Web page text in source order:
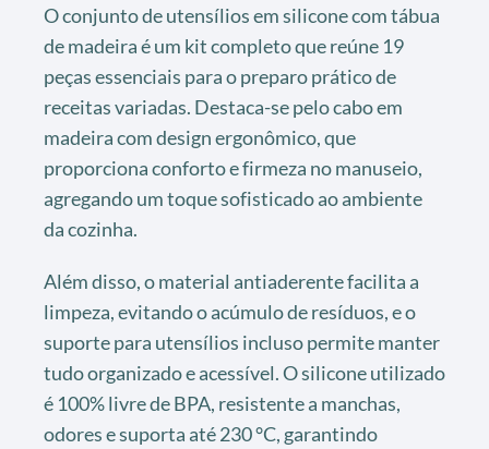
O conjunto de utensílios em silicone com tábua
de madeira é um kit completo que reúne 19
peças essenciais para o preparo prático de
receitas variadas. Destaca-se pelo cabo em
madeira com design ergonômico, que
proporciona conforto e firmeza no manuseio,
agregando um toque sofisticado ao ambiente
da cozinha.
Além disso, o material antiaderente facilita a
limpeza, evitando o acúmulo de resíduos, e o
suporte para utensílios incluso permite manter
tudo organizado e acessível. O silicone utilizado
é 100% livre de BPA, resistente a manchas,
odores e suporta até 230 °C, garantindo